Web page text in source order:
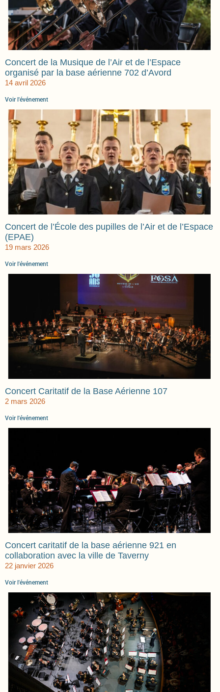
Concert de la Musique de l’Air et de l’Espace
organisé par la base aérienne 702 d’Avord
14 avril 2026
Voir l'événement
Concert de l’École des pupilles de l’Air et de l’Espace
(EPAE)
19 mars 2026
Voir l'événement
Concert Caritatif de la Base Aérienne 107
2 mars 2026
Voir l'événement
Concert caritatif de la base aérienne 921 en
collaboration avec la ville de Taverny
22 janvier 2026
Voir l'événement